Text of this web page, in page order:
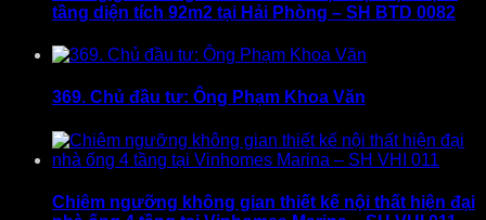
tầng diện tích 92m2 tại Hải Phòng – SH BTD 0082
369. Chủ đầu tư: Ông Phạm Khoa Văn
Chiêm ngưỡng không gian thiết kế nội thất hiện đại